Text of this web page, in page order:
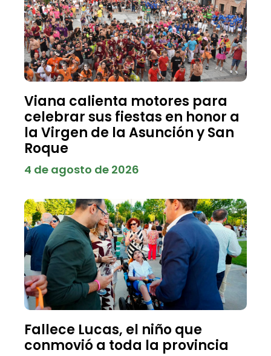
Viana calienta motores para
celebrar sus fiestas en honor a
la Virgen de la Asunción y San
Roque
4 de agosto de 2026
Fallece Lucas, el niño que
conmovió a toda la provincia